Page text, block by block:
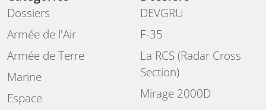
Dossiers
Armée de l'Air
Armée de Terre
Marine
Espace
DEVGRU
F-35
La RCS (Radar Cross
Section)
Mirage 2000D